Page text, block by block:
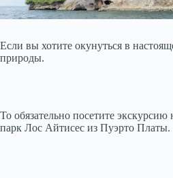
Если вы хотите окунуться в
природы.
То обязательно посетите
парк Лос Айтисес из Пуэрто Платы.